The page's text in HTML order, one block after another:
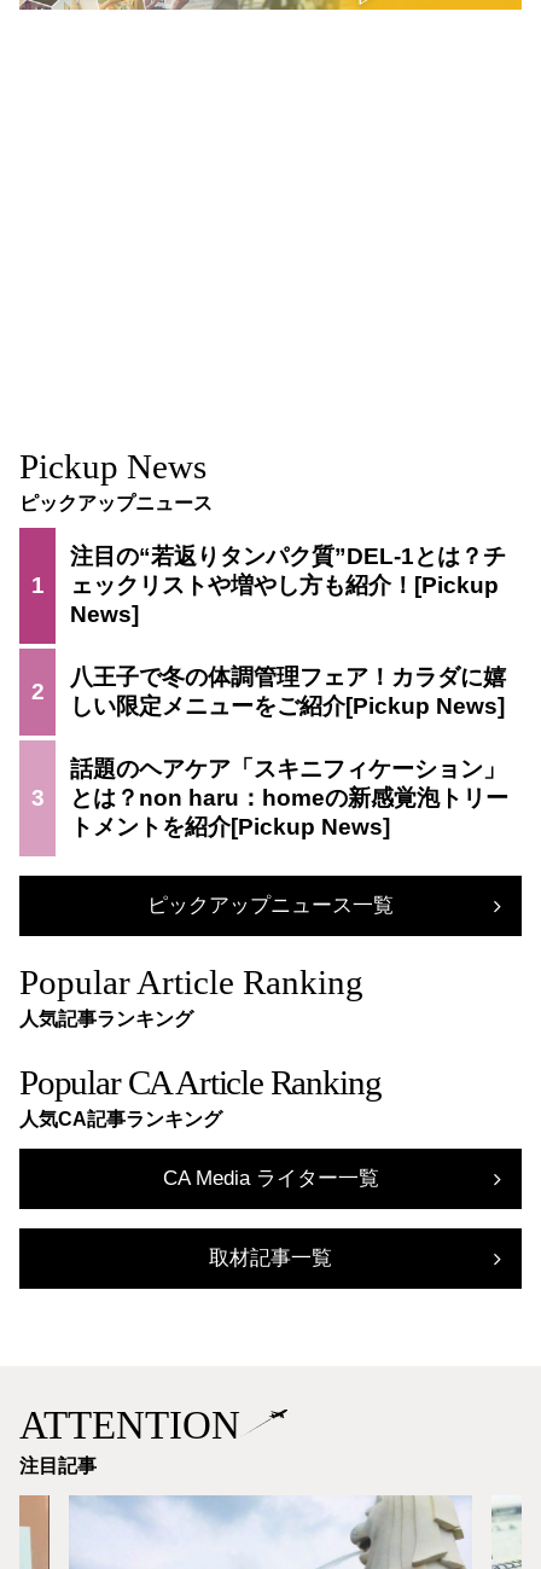
Pickup News
ピックアップニュース
1
注目の“若返りタンパク質”DEL-1とは？チ
ェックリストや増やし方も紹介！
2
八王子で冬の体調管理フェア！カラダに嬉
しい限定メニューをご紹介
3
話題のヘアケア「スキニフィケーション」
とは？non haru：homeの新感覚泡トリー
トメントを紹介
ピックアップニュース一覧
Popular Article Ranking
人気記事ランキング
Popular CA Article Ranking
人気CA記事ランキング
CA Media ライター一覧
取材記事一覧
ATTENTION
注目記事